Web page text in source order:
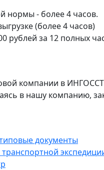
нормы - более 4 часов.
(более 4 часов)
рублей за 12 полных
компании в
в нашу компанию,